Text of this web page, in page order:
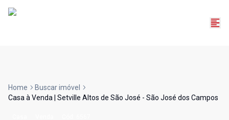
Home
Buscar imóvel
Casa à Venda | Setville Altos de São José - São José dos Campos